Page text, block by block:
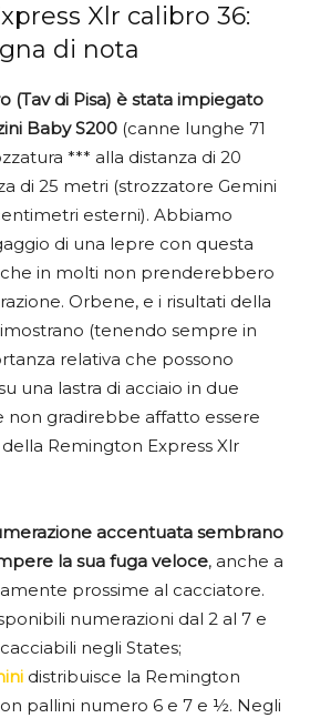
Xlr calibro 36:
di nota
(Tav di Pisa) è stata impiegato
Baby S200 (canne lunghe 71
*** alla distanza di 20
di 25 metri (strozzatore Gemini
esterni). Abbiamo
di una lepre con questa
in molti non prenderebbero
Orbene, e i risultati della
(tenendo sempre in
relativa che possono
una lastra di acciaio in due
non gradirebbe affatto essere
Remington Express Xlr
accentuata sembrano
la sua fuga veloce, anche a
prossime al cacciatore.
numerazioni dal 2 al 7 e
negli States;
distribuisce la Remington
pallini numero 6 e 7 e ½. Negli